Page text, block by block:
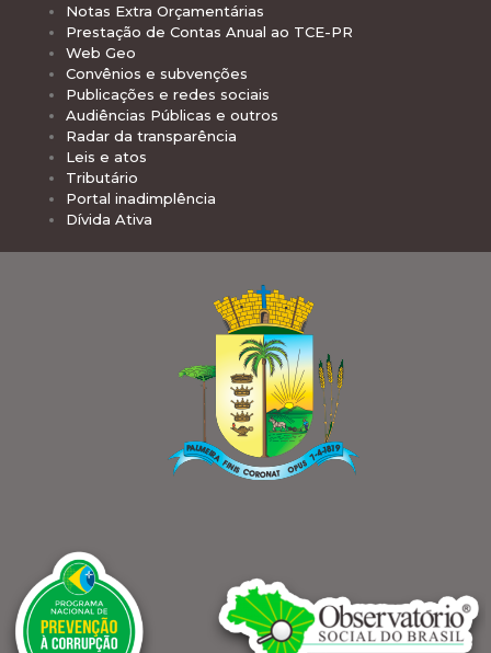
Notas Extra Orçamentárias
Prestação de Contas Anual ao TCE-PR
Web Geo
Convênios e subvenções
Publicações e redes sociais
Audiências Públicas e outros
Radar da transparência
Leis e atos
Tributário
Portal inadimplência
Dívida Ativa